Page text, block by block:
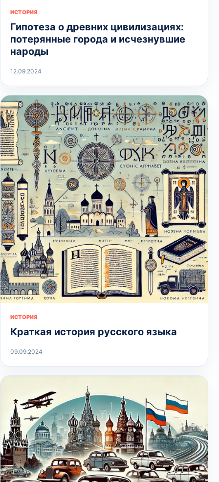
ИСТОРИЯ
Гипотеза о древних цивилизациях:
потерянные города и исчезнувшие
народы
12.09.2024
ИСТОРИЯ
Краткая история русского языка
09.09.2024